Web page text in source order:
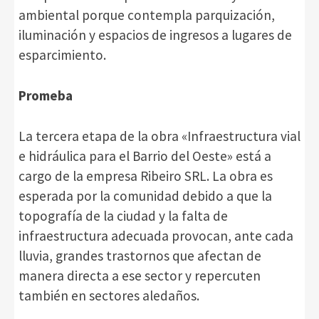
ambiental porque contempla parquización,
iluminación y espacios de ingresos a lugares de
esparcimiento.
Promeba
La tercera etapa de la obra «Infraestructura vial
e hidráulica para el Barrio del Oeste» está a
cargo de la empresa Ribeiro SRL. La obra es
esperada por la comunidad debido a que la
topografía de la ciudad y la falta de
infraestructura adecuada provocan, ante cada
lluvia, grandes trastornos que afectan de
manera directa a ese sector y repercuten
también en sectores aledaños.